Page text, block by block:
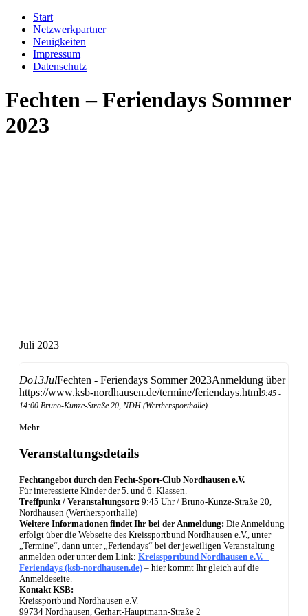
Start
Netzwerkpartner
Neuigkeiten
Impressum
Datenschutz
Fechten – Feriendays Sommer
2023
Juli 2023
Do13JulFechten - Feriendays Sommer 2023Anmeldung über
https://www.ksb-nordhausen.de/termine/feriendays.html9:45 -
14:00 Bruno-Kunze-Straße 20, NDH (Werthersporthalle)
Mehr
Veranstaltungsdetails
Fechtangebot durch den Fecht-Sport-Club Nordhausen e.V.
Für interessierte Kinder der 5. und 6. Klassen.
Treffpunkt / Veranstaltungsort: 9:45 Uhr / Bruno-Kunze-Straße 20,
Nordhausen (Werthersporthalle)
Weitere Informationen findet Ihr bei der Anmeldung: Die Anmeldung
erfolgt über die Webseite des Kreissportbund Nordhausen e.V., unter
„Termine“, dann unter „Feriendays“ bei der jeweiligen Veranstaltung
anmelden oder unter dem Link: Kreissportbund Nordhausen e.V. –
Feriendays (ksb-nordhausen.de) – hier kommt Ihr gleich auf die
Anmeldeseite.
Kontakt KSB:
Kreissportbund Nordhausen e.V.
99734 Nordhausen, Gerhart-Hauptmann-Straße 2